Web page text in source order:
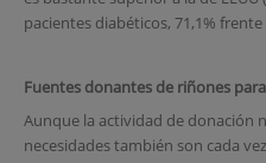
pacientes diabéticos, 71,1% frente
Fuentes donantes de riñones
Aunque la actividad de donación
necesidades también son cada